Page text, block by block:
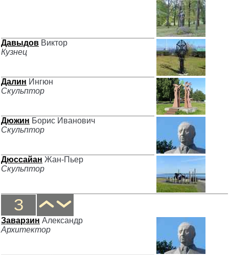
Давыдов Виктор
Кузнец
Далин Ингюн
Скульптор
Дюжин Борис Иванович
Скульптор
Дюссайан Жан-Пьер
Скульптор
З
Заварзин Александр
Архитектор